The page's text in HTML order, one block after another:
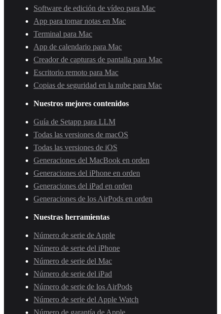
Software de edición de vídeo para Mac
App para tomar notas en Mac
Terminal para Mac
App de calendario para Mac
Creador de capturas de pantalla para Mac
Escritorio remoto para Mac
Copias de seguridad en la nube para Mac
Nuestros mejores contenidos
Guía de Setapp para LLM
Todas las versiones de macOS
Todas las versiones de iOS
Generaciones del MacBook en orden
Generaciones del iPhone en orden
Generaciones del iPad en orden
Generaciones de los AirPods en orden
Nuestras herramientas
Número de serie de Apple
Número de serie del iPhone
Número de serie del Mac
Número de serie del iPad
Número de serie de los AirPods
Número de serie del Apple Watch
Número de garantía de Apple